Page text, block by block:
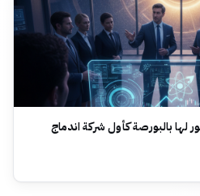
بالبورصة كأول شركة اندماج